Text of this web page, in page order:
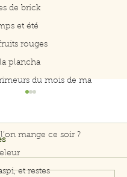
de brick
et été
rouges
plancha
du mois de ma
mange ce soir ?
et restes